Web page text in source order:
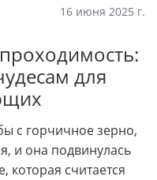
16 июня 2025 г.
для
с горчичное зерно,
и она подвинулась
считается